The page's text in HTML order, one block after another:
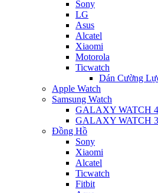
Sony
LG
Asus
Alcatel
Xiaomi
Motorola
Ticwatch
Dán Cường
Apple Watch
Samsung Watch
GALAXY WATCH 4
GALAXY WATCH 3
Đồng Hồ
Sony
Xiaomi
Alcatel
Ticwatch
Fitbit